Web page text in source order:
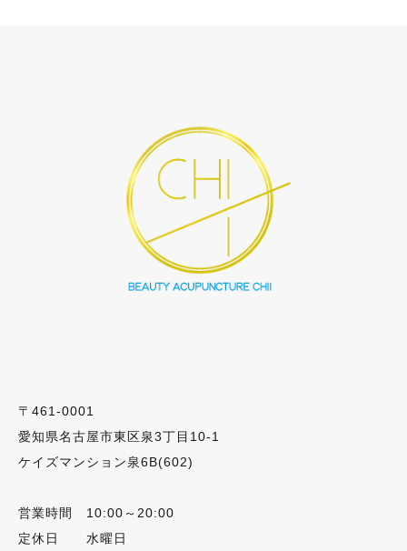
〒461-0001
愛知県名古屋市東区泉3丁目10-1
ケイズマンション泉6B(602)
営業時間 10:00～20:00
定休日 水曜日